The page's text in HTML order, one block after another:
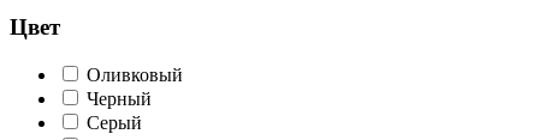
Цвет
Оливковый
Черный
Серый